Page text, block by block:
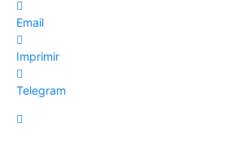
Email
Imprimir
Telegram